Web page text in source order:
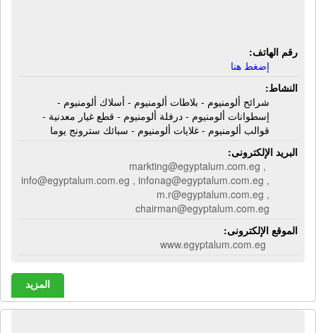
رقم الهاتف:
إضغط هنا
النشاط:
شرائح ألومنيوم - بلاطات ألومنيوم - أسلاك ألومنيوم -
إسطوانات ألومنيوم - درفلة ألومنيوم - قطع غيار معدنية -
قوالب ألومنيوم - غلايات ألومنيوم - سبائك سترونج يوما
البريد الإلكترونى:
markting@egyptalum.com.eg ,
info@egyptalum.com.eg , infonag@egyptalum.com.eg ,
m.r@egyptalum.com.eg ,
chairman@egyptalum.com.eg
الموقع الإلكترونى:
www.egyptalum.com.eg
المزيد